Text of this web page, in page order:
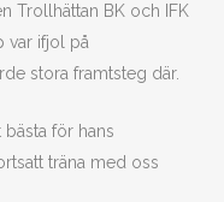
Trollhättan BK och IFK
var ifjol på
stora framtsteg där.
för hans
träna med oss